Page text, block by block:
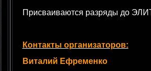
Присваиваются разряды до
Контакты организаторов:
Виталий Ефременко